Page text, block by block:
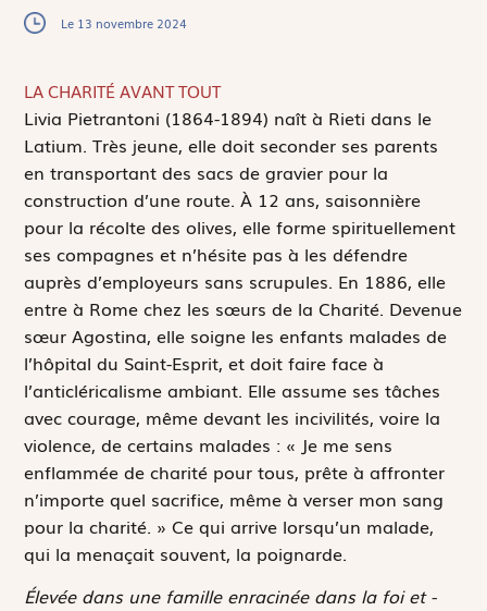
Le 13 novembre 2024
LA CHARITÉ AVANT TOUT
Livia Pietrantoni (1864-1894) naît à Rieti dans le
Latium. Très jeune, elle doit seconder ses parents
en transportant des sacs de gravier pour la
construction d’une route. À 12 ans, saisonnière
pour la récolte des olives, elle forme spirituellement
ses compagnes et n’hésite pas à les défendre
auprès d’employeurs sans scrupules. En 1886, elle
entre à Rome chez les sœurs de la Charité. Devenue
sœur Agostina, elle soigne les enfants malades de
l’hôpital du Saint-Esprit, et doit faire face à
l’anticléricalisme ambiant. Elle assume ses tâches
avec courage, même devant les incivilités, voire la
violence, de certains malades : « Je me sens
enflammée de charité pour tous, prête à affronter
n’importe quel sacrifice, même à verser mon sang
pour la charité. » Ce qui arrive lorsqu’un malade,
qui la menaçait souvent, la poignarde.
Élevée dans une famille enracinée dans la foi et ­